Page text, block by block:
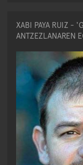
XABI PAYA RUIZ -
ANTZEZLANAREN